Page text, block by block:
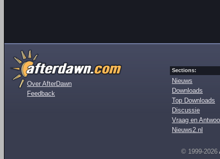
Over AfterDawn
Feedback
Sections:
Nieuws
Downloads
Top Downloads
Discussie
Vraag en
Nieuws2.nl
© 1999-2026